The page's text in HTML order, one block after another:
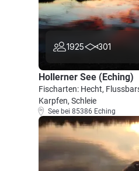
1925 301
Hollerner See (Eching)
Fischarten: Hecht,
Karpfen, Schleie
See bei 85386 Eching